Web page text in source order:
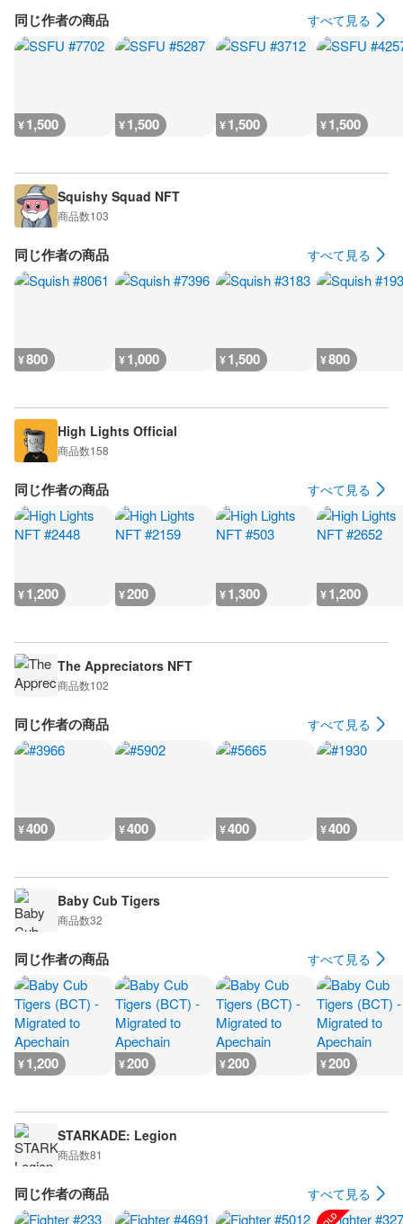
同じ作者の商品 すべて見る
¥1,500 ¥1,500 ¥1,500 ¥1,500
Squishy Squad NFT
商品数103
同じ作者の商品 すべて見る
¥800 ¥1,000 ¥1,500 ¥800
High Lights Official
商品数158
同じ作者の商品 すべて見る
¥1,200 ¥200 ¥1,300 ¥1,200
The Appreciators NFT
商品数102
同じ作者の商品 すべて見る
¥400 ¥400 ¥400 ¥400
Baby Cub Tigers
商品数32
同じ作者の商品 すべて見る
¥1,200 ¥200 ¥200 ¥200
STARKADE: Legion
商品数81
同じ作者の商品 すべて見る